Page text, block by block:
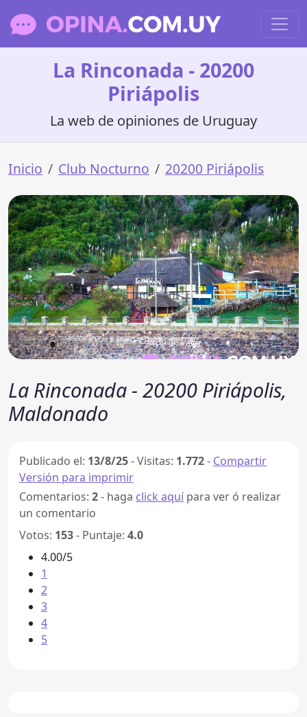
La Rinconada - 20200
Piriápolis
La web de opiniones de Uruguay
Inicio Club Nocturno 20200 Piriápolis
La Rinconada - 20200 Piriápolis,
Maldonado
Publicado el: 13/8/25-Visitas: 1.772- Compartir
Versión para imprimir
Comentarios: 2- haga click aquí para ver ó realizar
un comentario
Votos: 153- Puntaje: 4.0
4.00/5
1
2
3
4
5